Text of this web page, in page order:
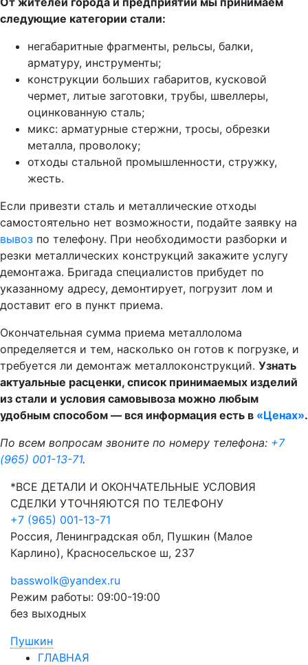
следующие категории стали:
негабаритные фрагменты, рельсы, балки,
арматуру, инструменты;
конструкции больших габаритов, кусковой
чермет, литые заготовки, трубы, швеллеры,
оцинкованную сталь;
микс: арматурные стержни, тросы, обрезки
металла, проволоку;
отходы стальной промышленности, стружку,
жесть.
Если привезти сталь и металлические отходы
самостоятельно нет возможности, подайте заявку на
вывоз по телефону. При необходимости разборки и
резки металлических конструкций закажите услугу
демонтажа. Бригада специалистов прибудет по
указанному адресу, демонтирует, погрузит лом и
доставит его в пункт приема.
Окончательная сумма приема металлолома
определяется и тем, насколько он готов к погрузке, и
требуется ли демонтаж металлоконструкций. Узнать
актуальные расценки, список принимаемых изделий
из стали и условия самовывоза можно любым
удобным способом — вся информация есть в «Ценах».
По всем вопросам звоните по номеру телефона: +7
(965) 001-13-71.
*ВСЕ ДЕТАЛИ И ОКОНЧАТЕЛЬНЫЕ УСЛОВИЯ
СДЕЛКИ УТОЧНЯЮТСЯ ПО ТЕЛЕФОНУ
+7 (965) 001-13-71
Россия, Ленинградская обл, Пушкин (Малое
Карлино), Красносельское ш, 237
basswolk@yandex.ru
Режим работы: 09:00-19:00
без выходных
Пушкин
ГЛАВНАЯ